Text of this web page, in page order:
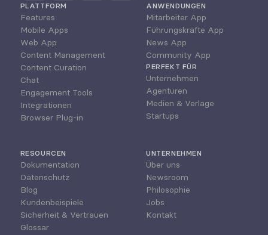
PLATTFORM
Features
Mobile Apps
Web App
Content Management
Content Curation
Chat
Engagement Tools
Integrationen
Browser Plug-in
ANWENDUNGEN
Mitarbeiter App
Führungskräfte App
News App
Community App
PERFEKT FÜR
Unternehmen
Agenturen
Medien & Verlage
Startups
RESOURCEN
Dokumentation
Datenschutz
Blog
Kundenbeispiele
Sicherheit & Vertrauen
Glossar
UNTERNEHMEN
Über uns
Newsroom
Philosophie
Jobs
Kontakt